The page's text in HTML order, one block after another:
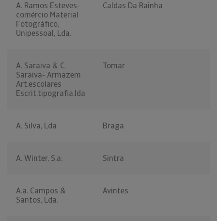
A. Ramos Esteves-
comércio Material
Fotográfico,
Unipessoal, Lda.
Caldas Da Rainha
A. Saraiva & C.
Saraiva- Armazem
Art.escolares
Escrit.tipografia,lda
Tomar
A. Silva, Lda Braga
A. Winter, S.a. Sintra
A.a. Campos &
Santos, Lda.
Avintes